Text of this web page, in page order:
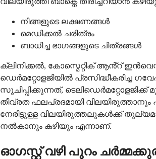
നിങ്ങളുടെ ലക്ഷണങ്ങൾ
മെഡിക്കൽ ചരിത്രം
ബാധിച്ച ഭാഗങ്ങളുടെ ചിത്രങ്ങൾ
ക്ലിനിക്കൽ, കോസ്മെറ്റിക് ആൻ്റ്
ഡെർമറ്റോളജിയിൽ പ്രസിദ്ധീകരിച്ച
സൂചിപ്പിക്കുന്നത്,
തീവ്രത ഫലപ്രദമായി
നേരിട്ടുള്ള വിലയിരുത്തലുകൾക്ക്
നൽകാനും കഴിയും എന്നാണ്.
ഓഗസ്റ്റ് വഴി പുറം